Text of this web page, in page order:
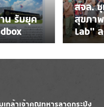
น รับยุค
สจล.
สุขภา
Lab”